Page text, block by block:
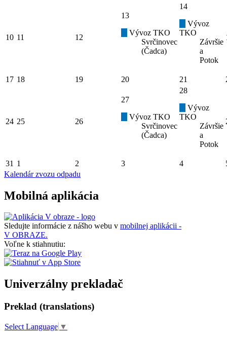
10 11 12
13
Vývoz TKO
Svrčinovec
(Čadca)
14
Vývoz
TKO
Závršie
a
Potok
17 18 19 20 21
24 25 26
27
Vývoz TKO
Svrčinovec
(Čadca)
28
Vývoz
TKO
Závršie
a
Potok
31 1 2 3 4
Kalendár zvozu odpadu
Mobilná aplikácia
Sledujte informácie z nášho webu v mobilnej aplikácii -
V OBRAZE.
Voľne k stiahnutiu:
Univerzálny prekladač
Preklad (translations)
Select Language ▼